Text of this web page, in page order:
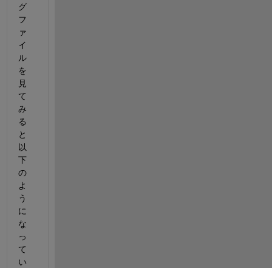
グ
フ
ァ
イ
ル
を
見
て
み
る
と
以
下
の
よ
う
に
な
っ
て
い